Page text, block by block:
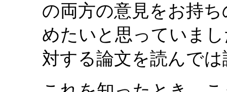
の両方の意見をお持
めたいと思っていま
対する論文を読んで